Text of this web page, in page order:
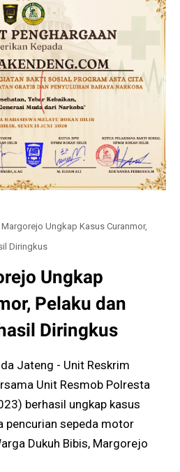
Ungkap Kasus Curanmor,
Diringkus
Ungkap
Pelaku dan
Diringkus
Jateng - Unit Reskrim
Unit Resmob Polresta
berhasil ungkap kasus
pencurian sepeda motor
Dukuh Bibis, Margorejo